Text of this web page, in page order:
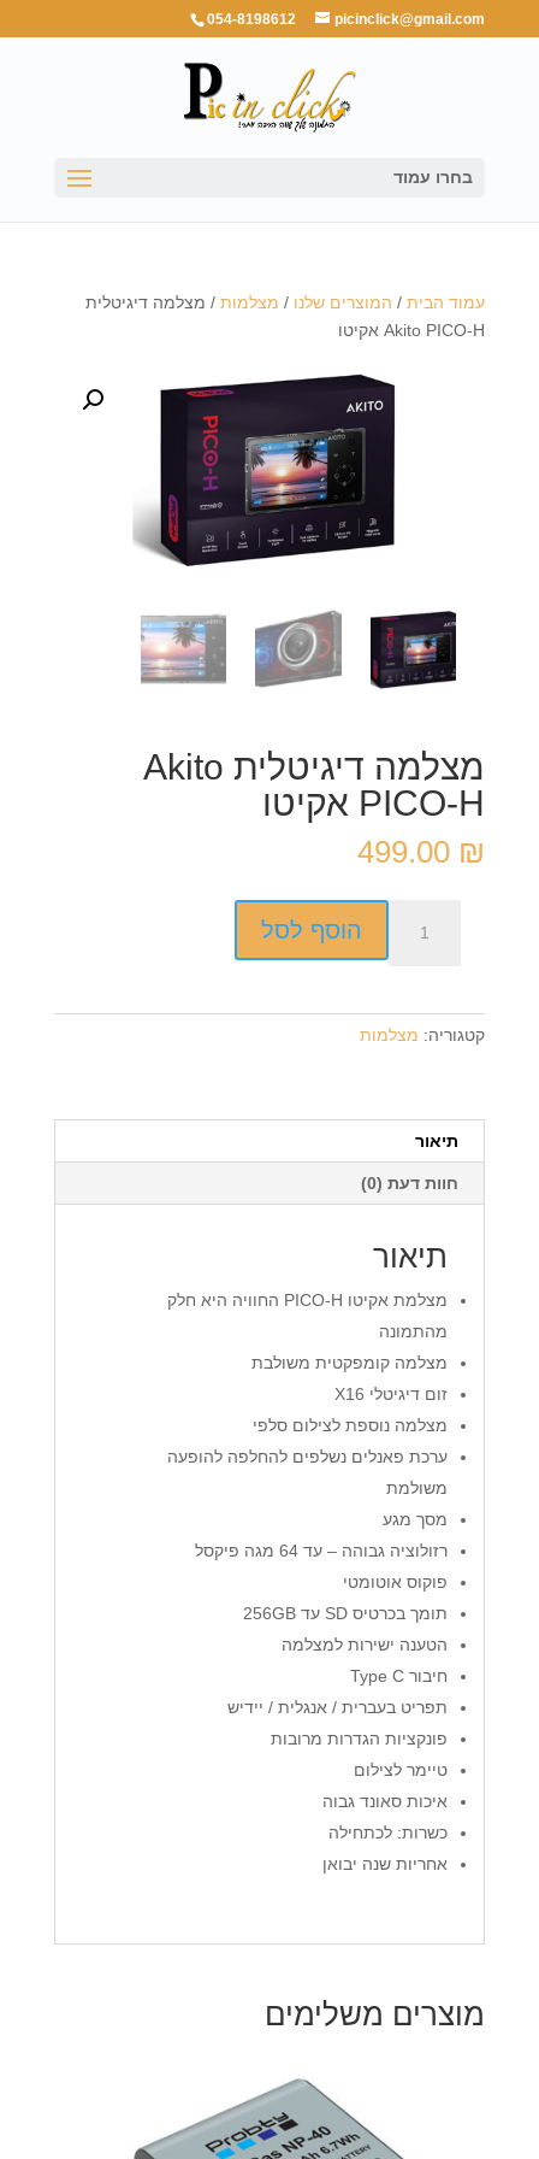
054-8198612 picinclick@gmail.com
בחרו עמוד
עמוד הבית/ המוצרים שלנו / מצלמות/ מצלמה דיגיטלית
Akito PICO-H אקיטו
מצלמה דיגיטלית Akito
PICO-H אקיטו
499.00 ₪
הוסף לסל
קטגוריה: מצלמות
תיאור
חוות דעת (0)
תיאור
מצלמת אקיטו PICO-H החוויה היא חלק
מהתמונה
מצלמה קומפקטית משולבת
זום דיגיטלי X16
מצלמה נוספת לצילום סלפי
ערכת פאנלים נשלפים להחלפה להופעה
משולמת
מסך מגע
רזולוציה גבוהה – עד 64 מגה פיקסל
פוקוס אוטומטי
תומך בכרטיס SD עד 256GB
הטענה ישירות למצלמה
חיבור Type C
תפריט בעברית / אנגלית / יידיש
פונקציות הגדרות מרובות
טיימר לצילום
איכות סאונד גבוה
כשרות: לכתחילה
אחריות שנה יבואן
מוצרים משלימים